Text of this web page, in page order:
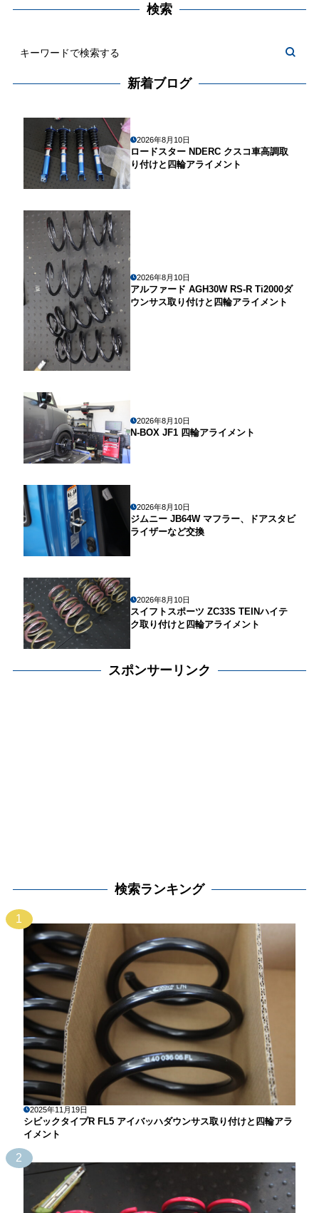
検索
新着ブログ
2026年8月10日
ロードスター NDERC クスコ車高調取
り付けと四輪アライメント
2026年8月10日
アルファード AGH30W RS-R Ti2000ダ
ウンサス取り付けと四輪アライメント
2026年8月10日
N-BOX JF1 四輪アライメント
2026年8月10日
ジムニー JB64W マフラー、ドアスタビ
ライザーなど交換
2026年8月10日
スイフトスポーツ ZC33S TEINハイテ
ク取り付けと四輪アライメント
スポンサーリンク
検索ランキング
1
2025年11月19日
シビックタイプR FL5 アイバッハダウンサス取り付けと四輪アラ
イメント
2